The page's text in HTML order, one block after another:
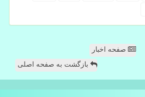
صفحه اخبار
بازگشت به صفحه اصلی